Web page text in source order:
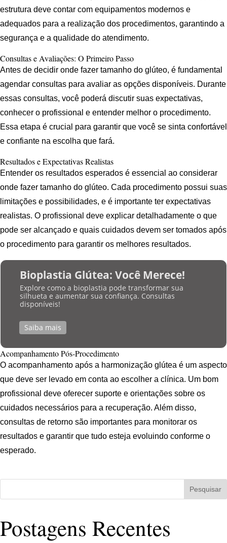
estrutura deve contar com equipamentos modernos e
adequados para a realização dos procedimentos, garantindo a
segurança e a qualidade do atendimento.
Consultas e Avaliações: O Primeiro Passo
Antes de decidir onde fazer tamanho do glúteo, é fundamental
agendar consultas para avaliar as opções disponíveis. Durante
essas consultas, você poderá discutir suas expectativas,
conhecer o profissional e entender melhor o procedimento.
Essa etapa é crucial para garantir que você se sinta confortável
e confiante na escolha que fará.
Resultados e Expectativas Realistas
Entender os resultados esperados é essencial ao considerar
onde fazer tamanho do glúteo. Cada procedimento possui suas
limitações e possibilidades, e é importante ter expectativas
realistas. O profissional deve explicar detalhadamente o que
pode ser alcançado e quais cuidados devem ser tomados após
o procedimento para garantir os melhores resultados.
Bioplastia Glútea: Você Merece!
Explore como a bioplastia pode transformar sua
silhueta e aumentar sua confiança. Consultas
disponíveis!
Saiba mais
Acompanhamento Pós-Procedimento
O acompanhamento após a harmonização glútea é um aspecto
que deve ser levado em conta ao escolher a clínica. Um bom
profissional deve oferecer suporte e orientações sobre os
cuidados necessários para a recuperação. Além disso,
consultas de retorno são importantes para monitorar os
resultados e garantir que tudo esteja evoluindo conforme o
esperado.
Pesquisar
Postagens Recentes